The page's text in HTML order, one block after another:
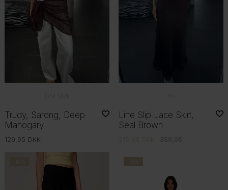
Trudy, Sarong, Deep
Mahogary
129,95 DKK
40
Line Slip Lace Skirt,
Seal Brown